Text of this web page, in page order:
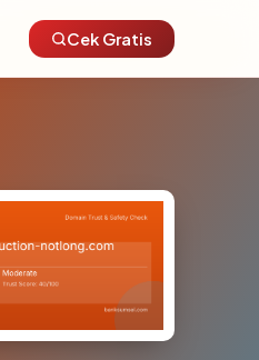
Cek Gratis